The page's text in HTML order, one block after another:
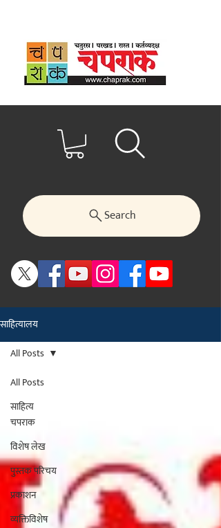
Search
मराठीतील अग्रगण्य प्रकाशनसंस्था
२००२ पासून...
साहित्यालय
All Posts
साहित्य
चपराक
विशेष लेख
पुस्तक परिचय
प्रकाशन
व्यक्तिविशेष
All Posts